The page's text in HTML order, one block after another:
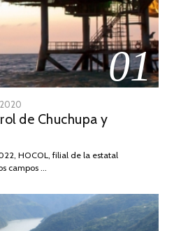
01
DE
2026
de Chuchupa y
HOCOL, filial de la estatal
campos …